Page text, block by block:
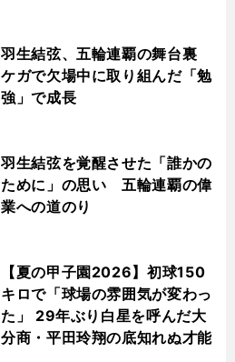
羽生結弦、五輪連覇の舞台裏
ケガで欠場中に取り組んだ「勉
強」で成長
羽生結弦を覚醒させた「誰かの
ために」の思い 五輪連覇の偉
業への道のり
【夏の甲子園2026】初球150
キロで「球場の雰囲気が変わっ
た」 29年ぶり白星を呼んだ大
分商・平田玲翔の底知れぬ才能